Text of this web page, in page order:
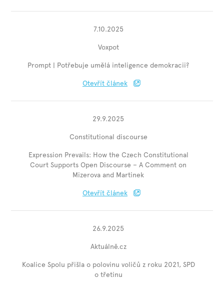
7.10.2025
Voxpot
Prompt | Potřebuje umělá inteligence demokracii?
Otevřít článek
29.9.2025
Constitutional discourse
Expression Prevails: How the Czech Constitutional
Court Supports Open Discourse – A Comment on
Mizerova and Martinek
Otevřít článek
26.9.2025
Aktuálně.cz
Koalice Spolu přišla o polovinu voličů z roku 2021, SPD
o třetinu